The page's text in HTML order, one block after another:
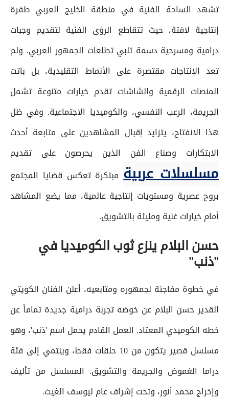
تشهد الساحة الفنية في منطقة الخليج العربي طفرة
إنتاجية لافتة، حيث تتقاطع الرؤى الفنية لتقديم وجبات
درامية ومسرحية دسمة تلبي تطلعات الجمهور العربي. ولم
تعد الإنتاجات مقتصرة على الأنماط التقليدية، بل باتت
المنصات الرقمية والشاشات تقدم خيارات متنوعة تشمل
الجريمة، الرعب النفسي، والكوميديا الاجتماعية. وفي ظل
هذا الانفتاح، يتزايد إقبال المشاهدين على متابعة أحدث
الابتكارات وصناع الفن الذين يحرصون على تقديم
مسلسلات عربيةمبتكرة تعكس قضايا المجتمع
بروح عصرية ومستويات إنتاجية عالمية، مما يضع المشاهد
أمام خيارات غنية ومليئة بالتشويق.
حسن البلام ينزع ثوب الكوميديا في
"ذنب"
في خطوة مفاجئة لجمهوره ومتابعيه، أعلن الفنان الكويتي
القدير حسن البلام عن خوضه تجربة درامية جديدة تماماً عن
خطه الكوميدي المعتاد. العمل القادم يحمل اسم 'ذنب'، وهو
مسلسل قصير يتكون من 10 حلقات فقط، وينتمي إلى فئة
دراما الغموض والجريمة والتشويق. المسلسل من تأليف
وإخراج محمد أنور، وتحت إشراف عام ليوسف الغيث.